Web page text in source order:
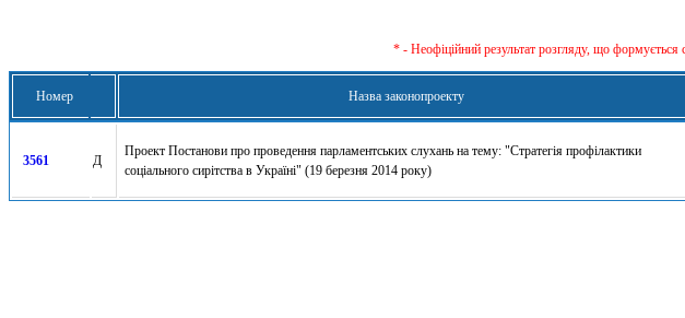
* - Неофіційний результат розгляду, що формується
Номер Назва законопроекту
3561 Д
Проект Постанови про проведення парламентських слухань на тему: "Стратегія профілактики
соціального сирітства в Україні" (19 березня 2014 року)